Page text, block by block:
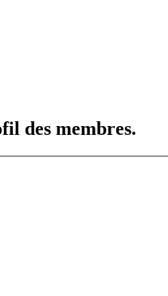
des membres.